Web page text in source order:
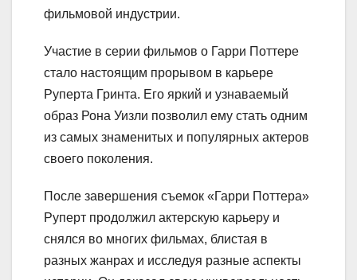
фильмовой индустрии.
Участие в серии фильмов о Гарри Поттере
стало настоящим прорывом в карьере
Руперта Гринта. Его яркий и узнаваемый
образ Рона Уизли позволил ему стать одним
из самых знаменитых и популярных актеров
своего поколения.
После завершения съемок «Гарри Поттера»
Руперт продолжил актерскую карьеру и
снялся во многих фильмах, блистая в
разных жанрах и исследуя разные аспекты